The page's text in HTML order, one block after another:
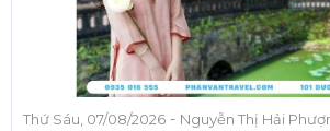
Thứ Sáu, 07/08/2026 - Nguyễn Thị Hải